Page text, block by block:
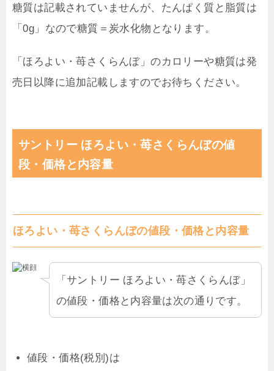
糖質は記載されていませんが、たんぱく質と脂質は
「0g」なので糖質＝炭水化物となります。
「ほろよい・苺さくらんぼ」のカロリーや糖質は発
売日以降に追加記載しますのでお待ちください。
サントリー ほろよい・苺さくらんぼの値
段・価格と内容量
ほろよい・苺さくらんぼの値段・価格と内容量
「サントリー ほろよい・苺さくらんぼ」
の値段・価格と内容量は次の通りです。
値段・価格(税別)は